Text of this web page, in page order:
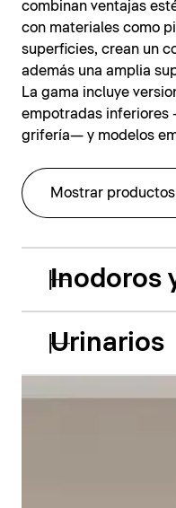
combinan ventajas
con materiales como
superficies, crean un
además una amplia
La gama incluye
empotradas inferiores
grifería— y modelos
Mostrar
Inodoros
Urinarios